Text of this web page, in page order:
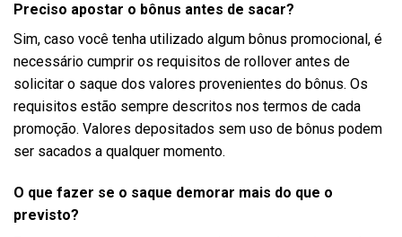
Preciso apostar o bônus antes de sacar?
Sim, caso você tenha utilizado algum bônus promocional, é
necessário cumprir os requisitos de rollover antes de
solicitar o saque dos valores provenientes do bônus. Os
requisitos estão sempre descritos nos termos de cada
promoção. Valores depositados sem uso de bônus podem
ser sacados a qualquer momento.
O que fazer se o saque demorar mais do que o
previsto?